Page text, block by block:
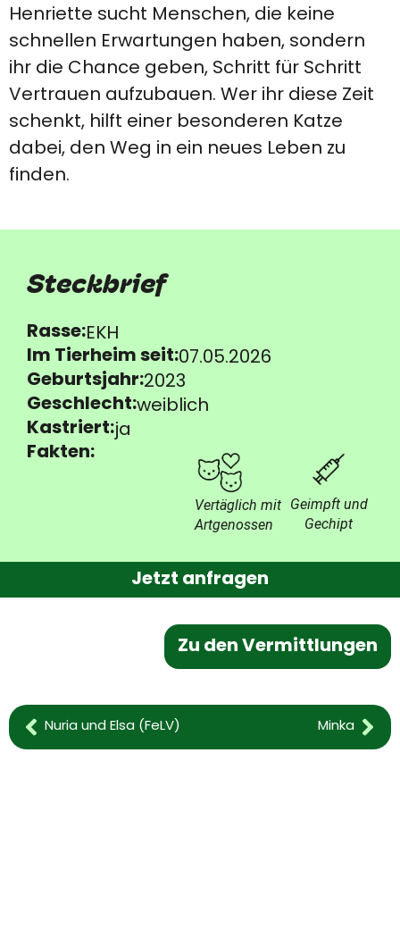
Henriette sucht Menschen, die keine
schnellen Erwartungen haben, sondern
ihr die Chance geben, Schritt für Schritt
Vertrauen aufzubauen. Wer ihr diese Zeit
schenkt, hilft einer besonderen Katze
dabei, den Weg in ein neues Leben zu
finden.
Steckbrief
Rasse:EKH
Im Tierheim seit:07.05.2026
Geburtsjahr:2023
Geschlecht:weiblich
Kastriert:ja
Fakten:
Vertäglich mit
Artgenossen
Geimpft und
Gechipt
Jetzt anfragen
Zu den Vermittlungen
Nuria und Elsa (FeLV) Minka